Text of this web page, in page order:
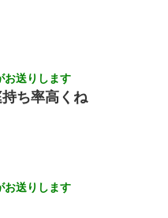
お送りします
ち率高くね
お送りします